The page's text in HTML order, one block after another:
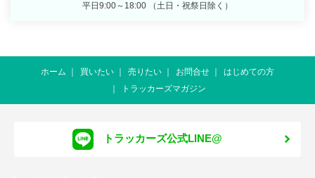
平日9:00～18:00 （土日・祝祭日除く）
ホーム 買いたい 売りたい お問合せ
はじめての方
トラッカーズマガジン
トラッカーズ公式LINE@